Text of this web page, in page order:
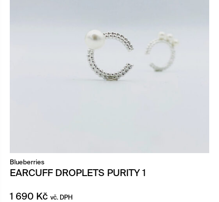
Blueberries
EARCUFF DROPLETS PURITY 1
1 690 Kč vč. DPH